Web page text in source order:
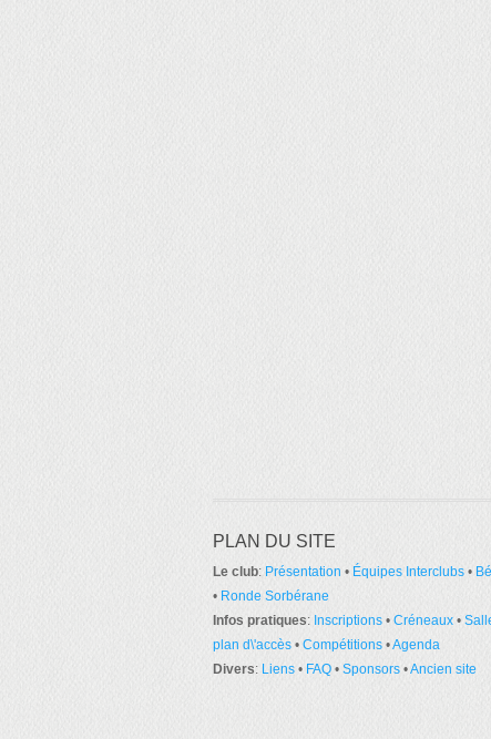
PLAN DU SITE
Le club: Présentation • Équipes Interclubs •
• Ronde Sorbérane
Infos pratiques: Inscriptions • Créneaux •
plan d\'accès • Compétitions •Agenda
Divers: Liens • FAQ • Sponsors •Ancien site